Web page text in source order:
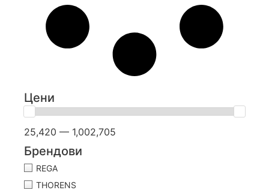
Цени
25,420 — 1,002,705
Брендови
REGA
THORENS